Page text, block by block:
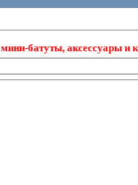
батуты, аксессуары